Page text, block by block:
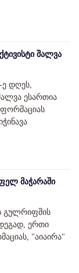
შალვა
ე დღეს,
ესართია
მაჭარაში
გულრიფშის
ერთი
"აიაირა"